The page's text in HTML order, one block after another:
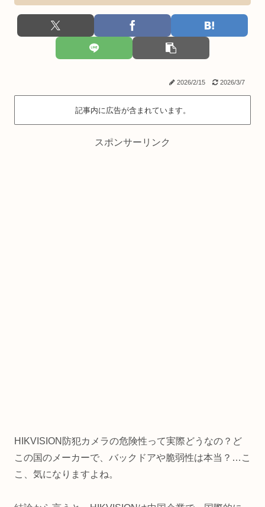
2026/2/15 2026/3/7
記事内に広告が含まれています。
スポンサーリンク
HIKVISION防犯カメラの危険性って実際どうなの？ど
この国のメーカーで、バックドアや脆弱性は本当？…こ
こ、気になりますよね。